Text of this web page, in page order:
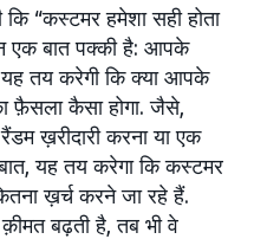
“कस्टमर हमेशा सही होता
एक बात पक्की है: आपके
तय करेगी कि क्या आपके
फ़ैसला कैसा होगा. जैसे,
ख़रीदारी करना या एक
यह तय करेगा कि कस्टमर
ख़र्च करने जा रहे हैं.
बढ़ती है, तब भी वे